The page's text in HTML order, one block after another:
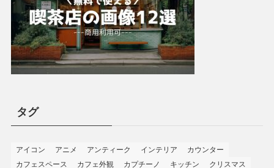
タグ
アイコン アニメ アンティーク インテリア
カウンター
カフェスペース
カフェ外観 カプチーノ キッチン クリスマス